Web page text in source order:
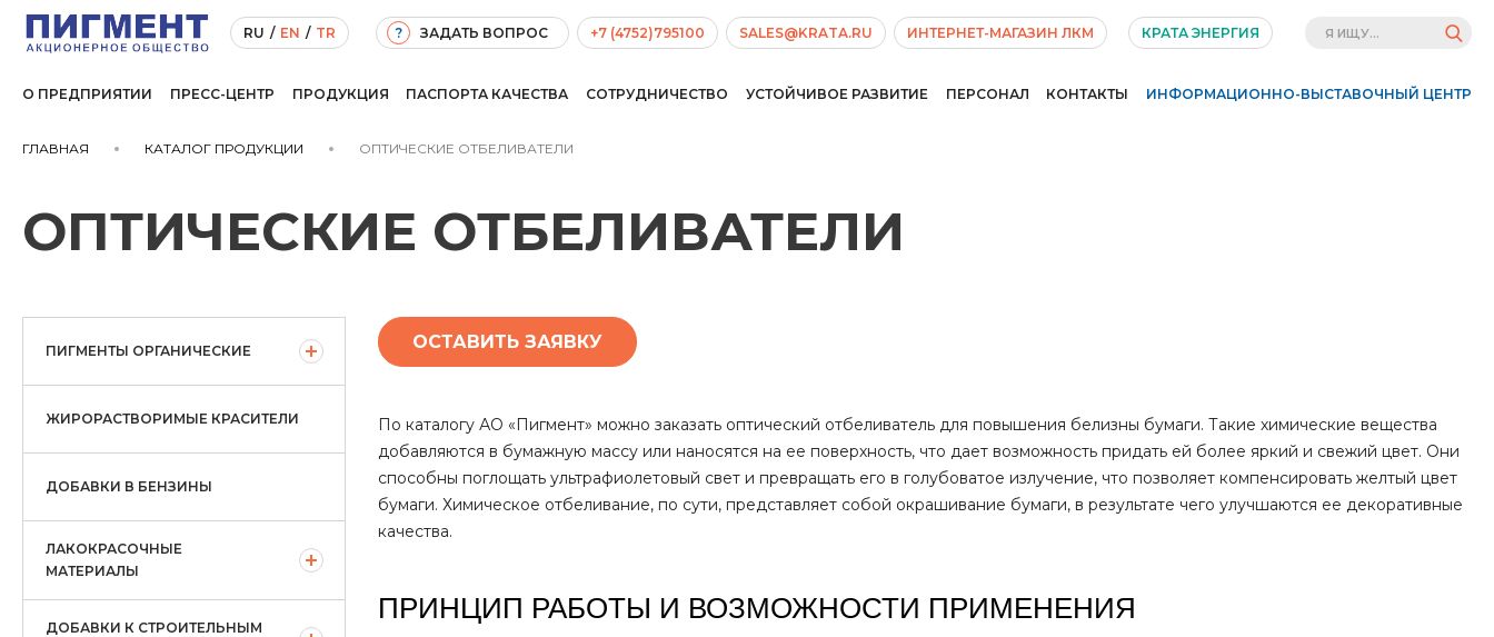
RU / EN / TR ? ЗАДАТЬ ВОПРОС +7 (4752)795100 SALES@KRATA.RU ИНТЕРНЕТ-МАГАЗИН ЛКМ КРАТА ЭНЕРГИЯ
О ПРЕДПРИЯТИИ ПРЕСС-ЦЕНТР ПРОДУКЦИЯ ПАСПОРТА КАЧЕСТВА СОТРУДНИЧЕСТВО УСТОЙЧИВОЕ РАЗВИТИЕ ПЕРСОНАЛ КОНТАКТЫ ИНФОРМАЦИОННО-ВЫСТАВОЧНЫЙ ЦЕНТР
ГЛАВНАЯ КАТАЛОГ ПРОДУКЦИИ ОПТИЧЕСКИЕ ОТБЕЛИВАТЕЛИ
ОПТИЧЕСКИЕ ОТБЕЛИВАТЕЛИ
ПИГМЕНТЫ ОРГАНИЧЕСКИЕ
ЖИРОРАСТВОРИМЫЕ КРАСИТЕЛИ
ДОБАВКИ В БЕНЗИНЫ
ЛАКОКРАСОЧНЫЕ
МАТЕРИАЛЫ
ДОБАВКИ К СТРОИТЕЛЬНЫМ
ОСТАВИТЬ ЗАЯВКУ
По каталогу АО «Пигмент» можно заказать оптический отбеливатель для повышения белизны бумаги. Такие химические вещества
добавляются в бумажную массу или наносятся на ее поверхность, что дает возможность придать ей более яркий и свежий цвет. Они
способны поглощать ультрафиолетовый свет и превращать его в голубоватое излучение, что позволяет компенсировать желтый цвет
бумаги. Химическое отбеливание, по сути, представляет собой окрашивание бумаги, в результате чего улучшаются ее декоративные
качества.
ПРИНЦИП РАБОТЫ И ВОЗМОЖНОСТИ ПРИМЕНЕНИЯ